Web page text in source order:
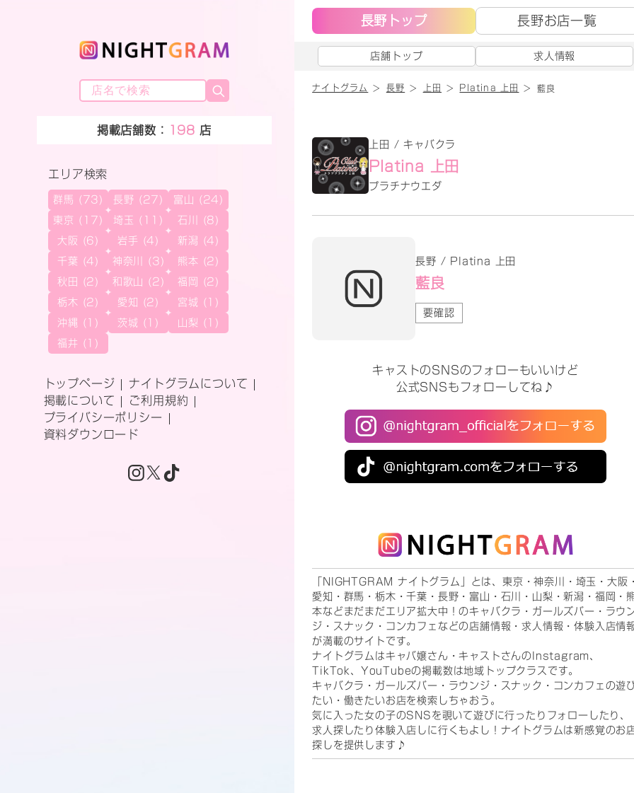
掲載店舗数： 198 店
エリア検索
群馬 (73) 長野 (27) 富山 (24)
東京 (17) 埼玉 (11) 石川 (8)
大阪 (6) 岩手 (4) 新潟 (4)
千葉 (4) 神奈川 (3) 熊本 (2)
秋田 (2) 和歌山 (2) 福岡 (2)
栃木 (2) 愛知 (2) 宮城 (1)
沖縄 (1) 茨城 (1) 山梨 (1)
福井 (1)
トップページ
ナイトグラムについて
掲載について
ご利用規約
プライバシーポリシー
資料ダウンロード
長野トップ 長野お店一覧
店舗トップ 求人情報
ナイトグラム 長野 上田 Platina 上田 藍良
上田 / キャバクラ
Platina 上田
プラチナウエダ
長野 / Platina 上田
藍良
要確認
キャストのSNSのフォローもいいけど
公式SNSもフォローしてね♪
「NIGHTGRAM ナイトグラム」とは、東京・神奈川・埼玉・大阪
愛知・群馬・栃木・千葉・長野・富山・石川・山梨・新潟・福岡・
本などまだまだエリア拡大中！のキャバクラ・ガールズバー・ラウ
ジ・スナック・コンカフェなどの店舗情報・求人情報・体験入店情
が満載のサイトです。
ナイトグラムはキャバ嬢さん・キャストさんのInstagram、
TikTok、YouTubeの掲載数は地域トップクラスです。
キャバクラ・ガールズバー・ラウンジ・スナック・コンカフェの遊
たい・働きたいお店を検索しちゃおう。
気に入った女の子のSNSを覗いて遊びに行ったりフォローしたり、
求人探したり体験入店しに行くもよし！ナイトグラムは新感覚のお
探しを提供します♪